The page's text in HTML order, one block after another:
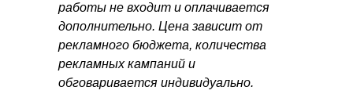
работы не входит и оплачивается
дополнительно. Цена зависит от
рекламного бюджета, количества
рекламных кампаний и
обговаривается индивидуально.